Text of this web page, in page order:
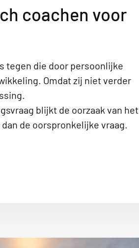
coachen voor
tegen die door persoonlijke
Omdat zij niet verder
blijkt de oorzaak van het
dan de oorspronkelijke vraag.